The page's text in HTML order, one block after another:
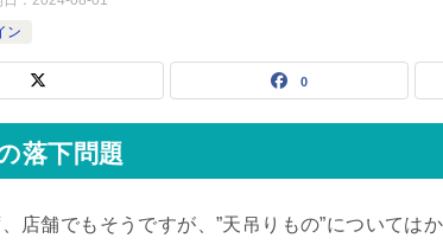
ン
0
落下問題
店舗でもそうですが、”天吊りもの”については